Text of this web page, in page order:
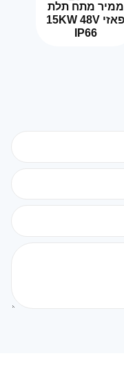
ממיר מתח תלת
פאזי 15KW 48V
IP66